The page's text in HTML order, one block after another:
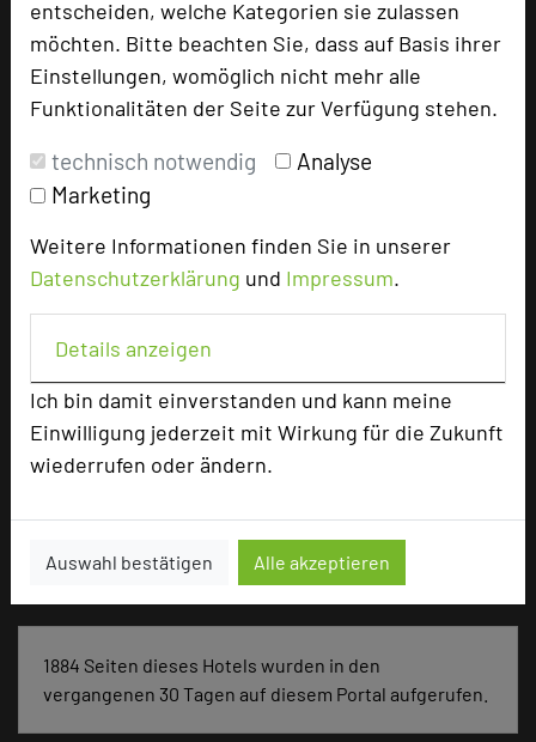
entscheiden, welche Kategorien sie zulassen
möchten. Bitte beachten Sie, dass auf Basis ihrer
Einstellungen, womöglich nicht mehr alle
Funktionalitäten der Seite zur Verfügung stehen.
technisch notwendig
Analyse
Marketing
Weitere Informationen finden Sie in unserer
Datenschutzerklärung und Impressum.
Details anzeigen
Ich bin damit einverstanden und kann meine
Einwilligung jederzeit mit Wirkung für die Zukunft
wiederrufen oder ändern.
Auswahl bestätigen Alle akzeptieren
Hoteldaten
Max. Tagungskapazität (Personen)
Parlamentarisch
Reihenbestuhlung
Ausstellungsfläche
Doppelzimmer
Einzelzimmer
7
Seminar, Konferenz, Klausur, Kreativprozesse
1884 Seiten dieses Hotels wurden in den
vergangenen 30 Tagen auf diesem Portal aufgerufen.